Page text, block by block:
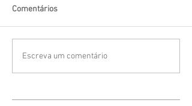
Comentários
Escreva um comentário